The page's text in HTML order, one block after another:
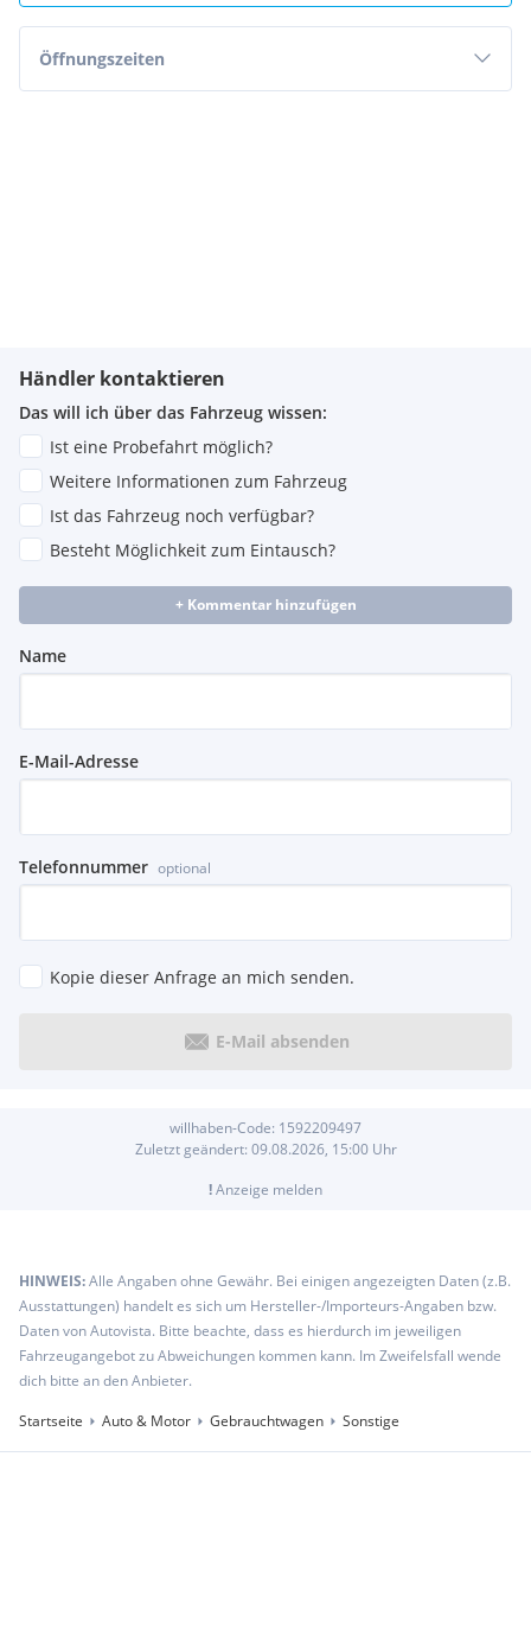
Öffnungszeiten
Händler kontaktieren
Das will ich über das Fahrzeug wissen:
Ist eine Probefahrt möglich?
Weitere Informationen zum Fahrzeug
Ist das Fahrzeug noch verfügbar?
Besteht Möglichkeit zum Eintausch?
+ Kommentar hinzufügen
Name
E-Mail-Adresse
Telefonnummer optional
Kopie dieser Anfrage an mich senden.
E-Mail absenden
willhaben-Code: 1592209497
Zuletzt geändert: 09.08.2026, 15:00Uhr
!Anzeige melden
HINWEIS:Alle Angaben ohne Gewähr. Bei einigen angezeigten Daten (z.B.
Ausstattungen) handelt es sich um Hersteller-/Importeurs-Angaben bzw.
Daten von Autovista. Bitte beachte, dass es hierdurch im jeweiligen
Fahrzeugangebot zu Abweichungen kommen kann. Im Zweifelsfall wende
dich bitte an den Anbieter.
Startseite
Auto & Motor Gebrauchtwagen Sonstige